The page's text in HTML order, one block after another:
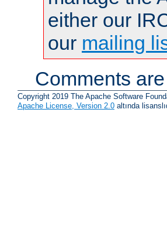
either our
our mailing
Comments
Copyright 2019 The Apache Software
Apache License, Version 2.0 altında